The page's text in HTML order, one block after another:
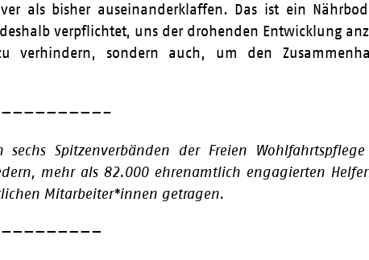
als bisher auseinanderklaffen. Das ist ein
verpflichtet, uns der drohenden Entwicklung
verhindern, sondern auch, um den
Spitzenverbänden der Freien
mehr als 82.000 ehrenamtlich engagierten
Mitarbeiter*innen getragen.